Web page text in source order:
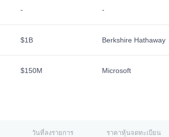
- -
$1B Berkshire Hathaway
$150M Microsoft
วันที่ลงรายการ ราคาหุ้นจดทะเบียน